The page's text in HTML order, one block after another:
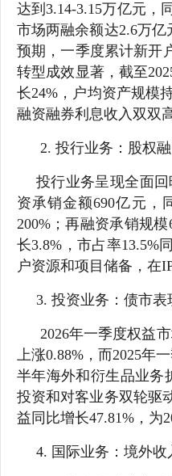
达到3.14-3.15万亿元，
市场两融余额达2.6万
预期，一季度累计新开
转型成效显著，截至
长24%，户均资产规模
融资融券利息收入双双
2. 投行业务：股权
投行业务呈现全面
资承销金额690亿元，
200%；再融资承销规
长3.8%，市占率13.5%
户资源和项目储备，在
3. 投资业务：债市
2026年一季度权益
上涨0.88%，而2025年
半年海外和衍生品业务
投资和对客业务双轮驱
益同比增长47.81%，
4. 国际业务：境外